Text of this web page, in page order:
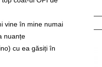
vine în mine numai
nuanțe
cu ea găsiți în